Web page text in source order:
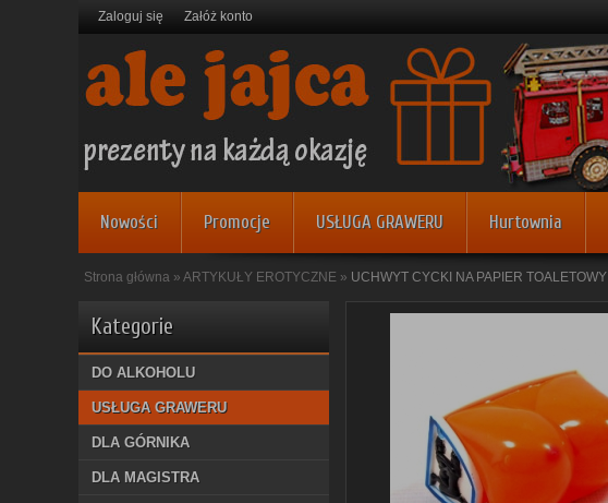
Zaloguj się Załóż konto
Nowości Promocje USŁUGA GRAWERU Hurtownia
Strona główna » ARTYKUŁY EROTYCZNE » UCHWYT CYCKI NA PAPIER TOALETOWY
Kategorie
DO ALKOHOLU
USŁUGA GRAWERU
DLA GÓRNIKA
DLA MAGISTRA